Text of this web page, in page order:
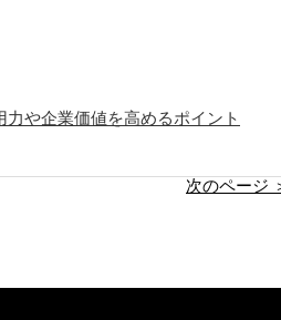
や企業価値を高めるポイント
次のページ